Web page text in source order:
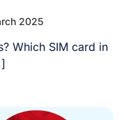
2025
Which SIM card in